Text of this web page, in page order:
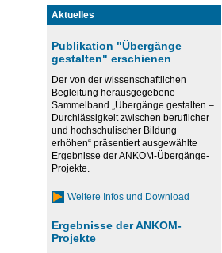
Aktuelles
Publikation "Übergänge
gestalten" erschienen
Der von der wissenschaftlichen
Begleitung herausgegebene
Sammelband „Übergänge gestalten –
Durchlässigkeit zwischen beruflicher
und hochschulischer Bildung
erhöhen“ präsentiert ausgewählte
Ergebnisse der ANKOM-Übergänge-
Projekte.
Weitere Infos und Download
Ergebnisse der ANKOM-
Projekte